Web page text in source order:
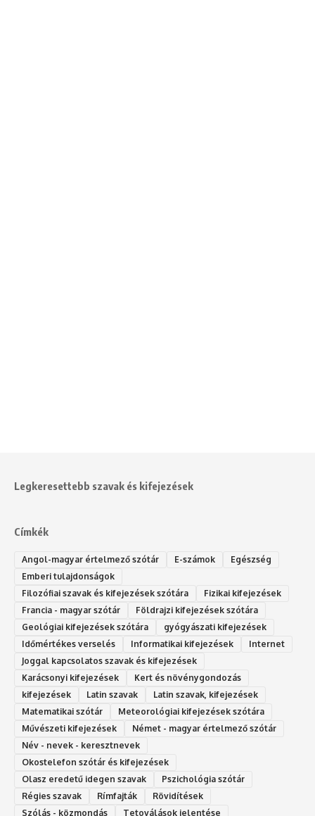
Legkeresettebb szavak és kifejezések
Címkék
Angol-magyar értelmező szótár E-számok
Egészség
Emberi tulajdonságok
Filozófiai szavak és kifejezések szótára
Fizikai kifejezések
Francia - magyar szótár
Földrajzi kifejezések szótára
Geológiai kifejezések szótára
gyógyászati kifejezések
Időmértékes verselés
Informatikai kifejezések
Internet
Joggal kapcsolatos szavak és kifejezések
Karácsonyi kifejezések
Kert és növénygondozás
kifejezések
Latin szavak
Latin szavak, kifejezések
Matematikai szótár
Meteorológiai kifejezések szótára
Művészeti kifejezések
Német - magyar értelmező szótár
Név - nevek - keresztnevek
Okostelefon szótár és kifejezések
Olasz eredetű idegen szavak
Ps‮gólohciz‬ia s‮átóz‬r
Régies szavak
Rímfajták
Rövidítések
Szólás - közmondás
Tetoválások jelentése